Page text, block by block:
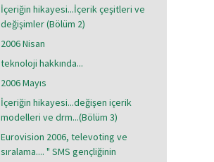
İçeriğin hikayesi...İçerik çeşitleri ve
değişimler (Bölüm 2)
2006 Nisan
teknoloji hakkında...
2006 Mayıs
İçeriğin hikayesi...değişen içerik
modelleri ve drm...(Bölüm 3)
Eurovision 2006, televoting ve
sıralama.... " SMS gençliğinin